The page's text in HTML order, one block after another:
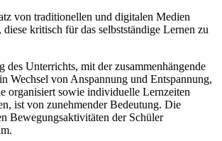
von traditionellen und digitalen Medien
kritisch für das selbstständige Lernen zu
des Unterrichts, mit der zusammenhängende
Wechsel von Anspannung und Entspannung,
organisiert sowie individuelle Lernzeiten
ist von zunehmender Bedeutung. Die
Bewegungsaktivitäten der Schüler